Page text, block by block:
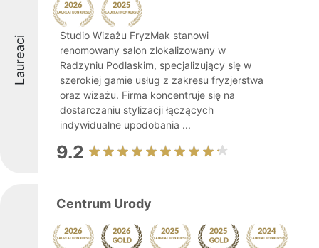
Laureaci
Studio Wizażu FryzMak stanowi
renomowany salon zlokalizowany w
Radzyniu Podlaskim, specjalizujący się w
szerokiej gamie usług z zakresu fryzjerstwa
oraz wizażu. Firma koncentruje się na
dostarczaniu stylizacji łączących
indywidualne upodobania ...
9.2
Centrum Urody